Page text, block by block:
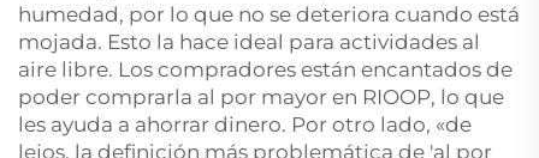
humedad, por lo que no se deteriora cuando está
mojada. Esto la hace ideal para actividades al
aire libre. Los compradores están encantados de
poder comprarla al por mayor en RIOOP, lo que
les ayuda a ahorrar dinero. Por otro lado, «de
lejos, la definición más problemática de 'al por